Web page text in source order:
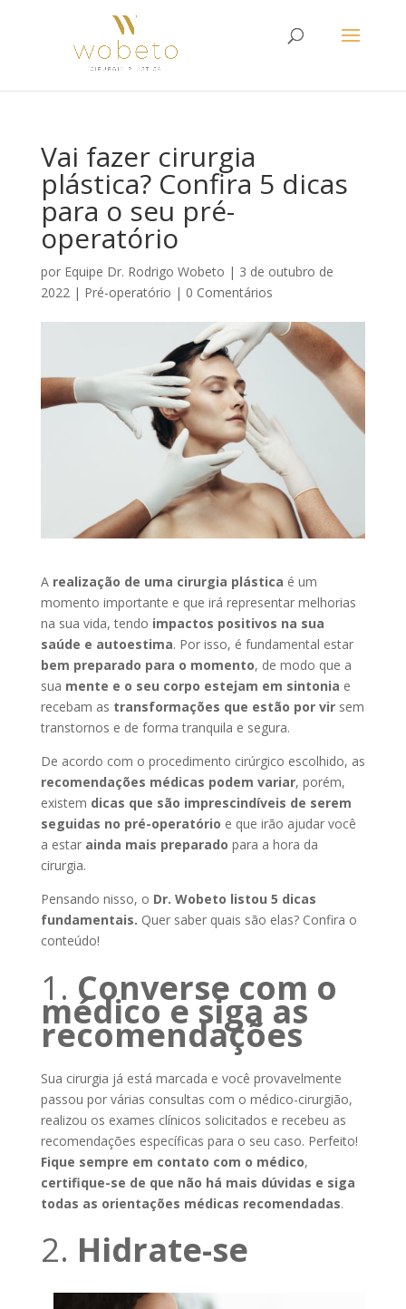
Vai fazer cirurgia
plástica? Confira 5 dicas
para o seu pré-
operatório
por Equipe Dr. Rodrigo Wobeto | 3 de outubro de
2022| Pré-operatório | 0 Comentários
Arealização de uma cirurgia plástica é um
momento importante e que irá representar melhorias
na sua vida, tendo impactos positivos na sua
saúde e autoestima. Por isso, é fundamental estar
bem preparado para o momento, de modo que a
sua mente e o seu corpo estejam em sintonia e
recebam as transformações que estão por virsem
transtornos e de forma tranquila e segura.
De acordo com o procedimento cirúrgico escolhido, as
recomendações médicas podem variar, porém,
existem dicas que são imprescindíveis de serem
seguidas no pré-operatório e que irão ajudar você
a estar ainda mais preparado para a hora da
cirurgia.
Pensando nisso, o Dr. Wobeto listou 5 dicas
fundamentais. Quer saber quais são elas? Confira o
conteúdo!
Converse com o
médico e siga as
recomendações
Sua cirurgia já está marcada e você provavelmente
passou por várias consultas com o médico-cirurgião,
realizou os exames clínicos solicitados e recebeu as
recomendações específicas para o seu caso. Perfeito!
Fique sempre em contato com o médico,
certifique-se de que não há mais dúvidas e siga
todas as orientações médicas recomendadas.
2. Hidrate-se